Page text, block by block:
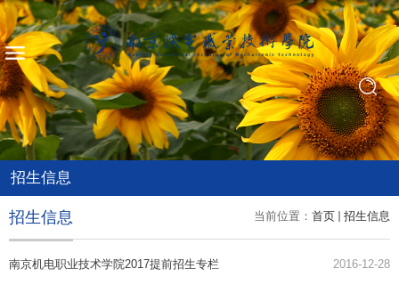
招生信息
当前位置： 首页 招生信息
招生信息
南京机电职业技术学院2017提前招生专栏 2016-12-28